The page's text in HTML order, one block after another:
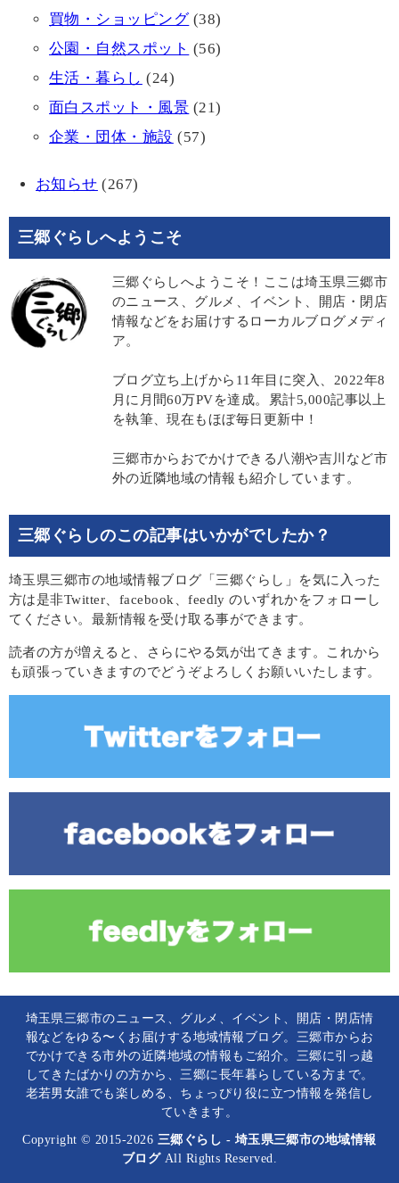
買物・ショッピング(38)
公園・自然スポット (56)
生活・暮らし (24)
面白スポット・風景 (21)
企業・団体・施設 (57)
お知らせ (267)
三郷ぐらしへようこそ
三郷ぐらしへようこそ！ここは埼玉県三郷市
のニュース、グルメ、イベント、開店・閉店
情報などをお届けするローカルブログメディ
ア。
ブログ立ち上げから11年目に突入、2022年8
月に月間60万PVを達成。累計5,000記事以上
を執筆、現在もほぼ毎日更新中！
三郷市からおでかけできる八潮や吉川など市
外の近隣地域の情報も紹介しています。
三郷ぐらしのこの記事はいかがでしたか？
埼玉県三郷市の地域情報ブログ「三郷ぐらし」を気に入った
方は是非Twitter、facebook、feedly のいずれかをフォローし
てください。最新情報を受け取る事ができます。
読者の方が増えると、さらにやる気が出てきます。これから
も頑張っていきますのでどうぞよろしくお願いいたします。
埼玉県三郷市のニュース、グルメ、イベント、開店・閉店情
報などをゆる〜くお届けする地域情報ブログ。三郷市からお
でかけできる市外の近隣地域の情報もご紹介。三郷に引っ越
してきたばかりの方から、三郷に長年暮らしている方まで。
老若男女誰でも楽しめる、ちょっぴり役に立つ情報を発信し
ていきます。
Copyright © 2015-2026 三郷ぐらし - 埼玉県三郷市の地域情報
ブログAll Rights Reserved.